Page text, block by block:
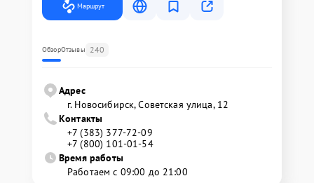
Маршрут
ОбзорОтзывы 240
Адрес
г. Новосибирск, Советская улица, 12
Контакты
+7 (383) 377-72-09
+7 (800) 101-01-54
Время работы
Работаем с 09:00 до 21:00